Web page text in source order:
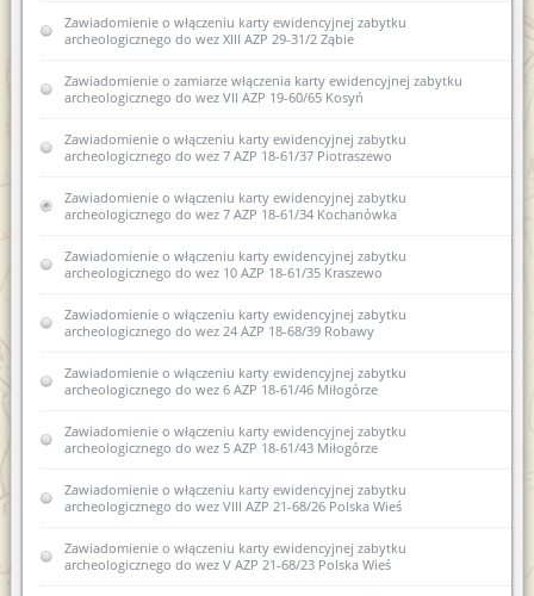
Zawiadomienie o zamiarze włączenia do karty ewidencyjnej
zabytku archeologicznego lądowego do wojewódzkiej
ewidencji zabytków 1 AZP 29-57/19 Dylewo
Zawiadomienie o zamiarze włączenia do karty ewidencyjnej
zabytku archeologicznego lądowego do wojewódzkiej
ewidencji zabytków XLII AZP 25-61/72 Bartąg
Zawiadomienie o zamiarze włączenia do karty ewidencyjnej
zabytku archeologicznego lądowego do wojewódzkiej
ewidencji zabytków III AZP 15-53/12 Nowe Monasterzysko
Zawiadomienie o włączeniu karty ewidencyjnej zabytku
archeologicznego lądowego do wojewódzkiej ewidencji
zabytków 1 AZP 29-57/19 Dylewo
Zawiadomienie o włączeniu karty ewidencyjnej zabytku
archeologicznego lądowego do wojewódzkiej ewidencji
zabytków 10 AZP 30-50/63Nowe Miasto Lubawskie
Zawiadomienie o włączeniu spichlerza w Dobrym Mieście ul.
Fabryczna 15 B, obręb 0001
Zawiadomienie o włączeniu do wojewódzkiej ewidencji
zabytków karty ewidencyjnej zabytku archeologicznego
lądowego XLII AZP 25-61/72 Bartąg
Zawiadomienie o włączeniu do wojewódzkiej ewidencji
zabytków karty ewidencyjnej zabytku archeologicznego
lądowego IIIAZP 16-53/12 Nowe Monasterzysko
Zawiadomienie o włączeniu karty ewidencyjnej zabytku
archeologicznego do wez XIII AZP 29-31/2 Ząbie
Zawiadomienie o zamiarze włączenia karty ewidencyjnej zabytku
archeologicznego do wez VII AZP 19-60/65 Kosyń
Zawiadomienie o włączeniu karty ewidencyjnej zabytku
archeologicznego do wez 7 AZP 18-61/37 Piotraszewo
Zawiadomienie o włączeniu karty ewidencyjnej zabytku
archeologicznego do wez 7 AZP 18-61/34 Kochanówka
Zawiadomienie o włączeniu karty ewidencyjnej zabytku
archeologicznego do wez 10 AZP 18-61/35 Kraszewo
Zawiadomienie o włączeniu karty ewidencyjnej zabytku
archeologicznego do wez 24 AZP 18-68/39 Robawy
Zawiadomienie o włączeniu karty ewidencyjnej zabytku
archeologicznego do wez 6 AZP 18-61/46 Miłogórze
Zawiadomienie o włączeniu karty ewidencyjnej zabytku
archeologicznego do wez 5 AZP 18-61/43 Miłogórze
Zawiadomienie o włączeniu karty ewidencyjnej zabytku
archeologicznego do wez VIII AZP 21-68/26 Polska Wieś
Zawiadomienie o włączeniu karty ewidencyjnej zabytku
archeologicznego do wez V AZP 21-68/23 Polska Wieś